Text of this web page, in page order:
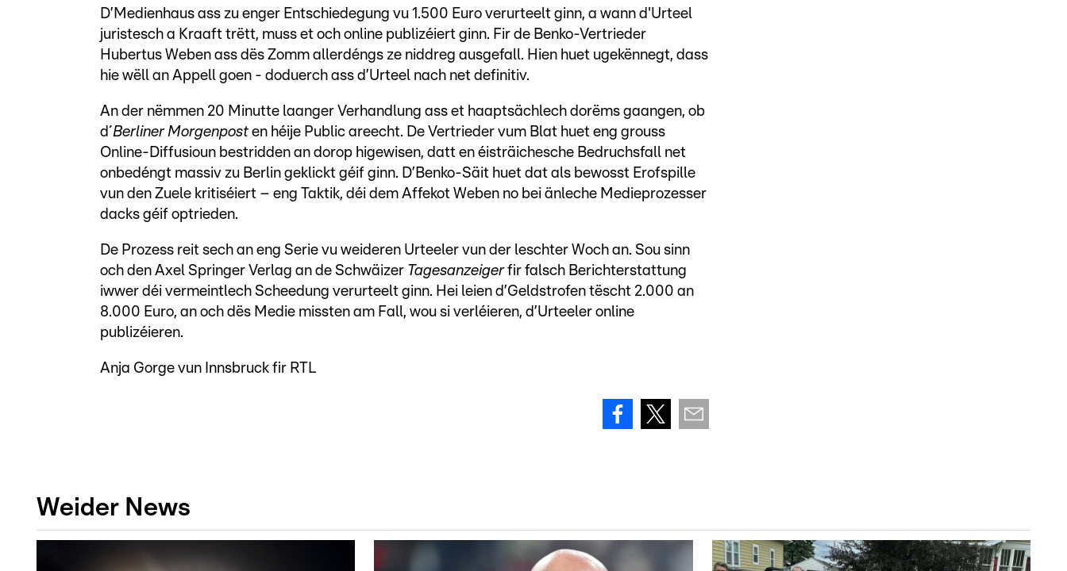
D’Medienhaus ass zu enger Entschiedegung vu 1.500 Euro verurteelt ginn, a wann d'Urteel
juristesch a Kraaft trëtt, muss et och online publizéiert ginn. Fir de Benko-Vertrieder
Hubertus Weben ass dës Zomm allerdéngs ze niddreg ausgefall. Hien huet ugekënnegt, dass
hie wëll an Appell goen - doduerch ass d’Urteel nach net definitiv.
An der nëmmen 20 Minutte laanger Verhandlung ass et haaptsächlech dorëms gaangen, ob
d´Berliner Morgenpost en héije Public areecht. De Vertrieder vum Blat huet eng grouss
Online-Diffusioun bestridden an dorop higewisen, datt en éisträichesche Bedruchsfall net
onbedéngt massiv zu Berlin geklickt géif ginn. D’Benko-Säit huet dat als bewosst Erofspille
vun den Zuele kritiséiert – eng Taktik, déi dem Affekot Weben no bei änleche Medieprozesser
dacks géif optrieden.
De Prozess reit sech an eng Serie vu weideren Urteeler vun der leschter Woch an. Sou sinn
och den Axel Springer Verlag an de Schwäizer Tagesanzeigerfir falsch Berichterstattung
iwwer déi vermeintlech Scheedung verurteelt ginn. Hei leien d’Geldstrofen tëscht 2.000 an
8.000 Euro, an och dës Medie missten am Fall, wou si verléieren, d’Urteeler online
publizéieren.
Anja Gorge vun Innsbruck fir RTL
Weider News